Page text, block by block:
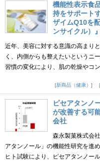
機能性表示食
持をサポート
ザイムQ10を
ンサイクル）
近年、美容に対する意識の高まり
く、内側からも整えたいというニ
習慣の変化により、肌の乾燥やコ
新商品（健康）
ピセアタンノ
が改善する可
会社
森永製菓株式会
アタンノール」の機能性研究を進
ヒト試験により、ピセアタンノー